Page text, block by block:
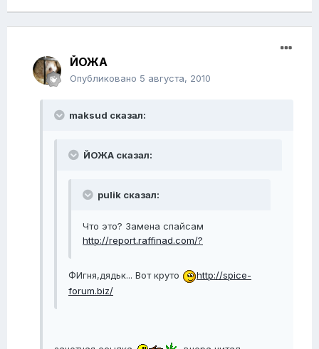
ЙОЖА
Опубликовано 5 августа, 2010
maksud сказал:
ЙОЖА сказал:
pulik сказал:
Что это? Замена спайсам
http://report.raffinad.com/?
ФИгня,дядьк... Вот круто
http://spice-
forum.biz/